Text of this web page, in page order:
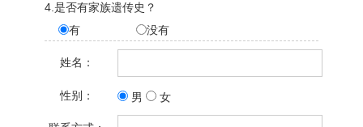
4.是否有家族遗传史？
有
没有
姓名：
性别： 男 女